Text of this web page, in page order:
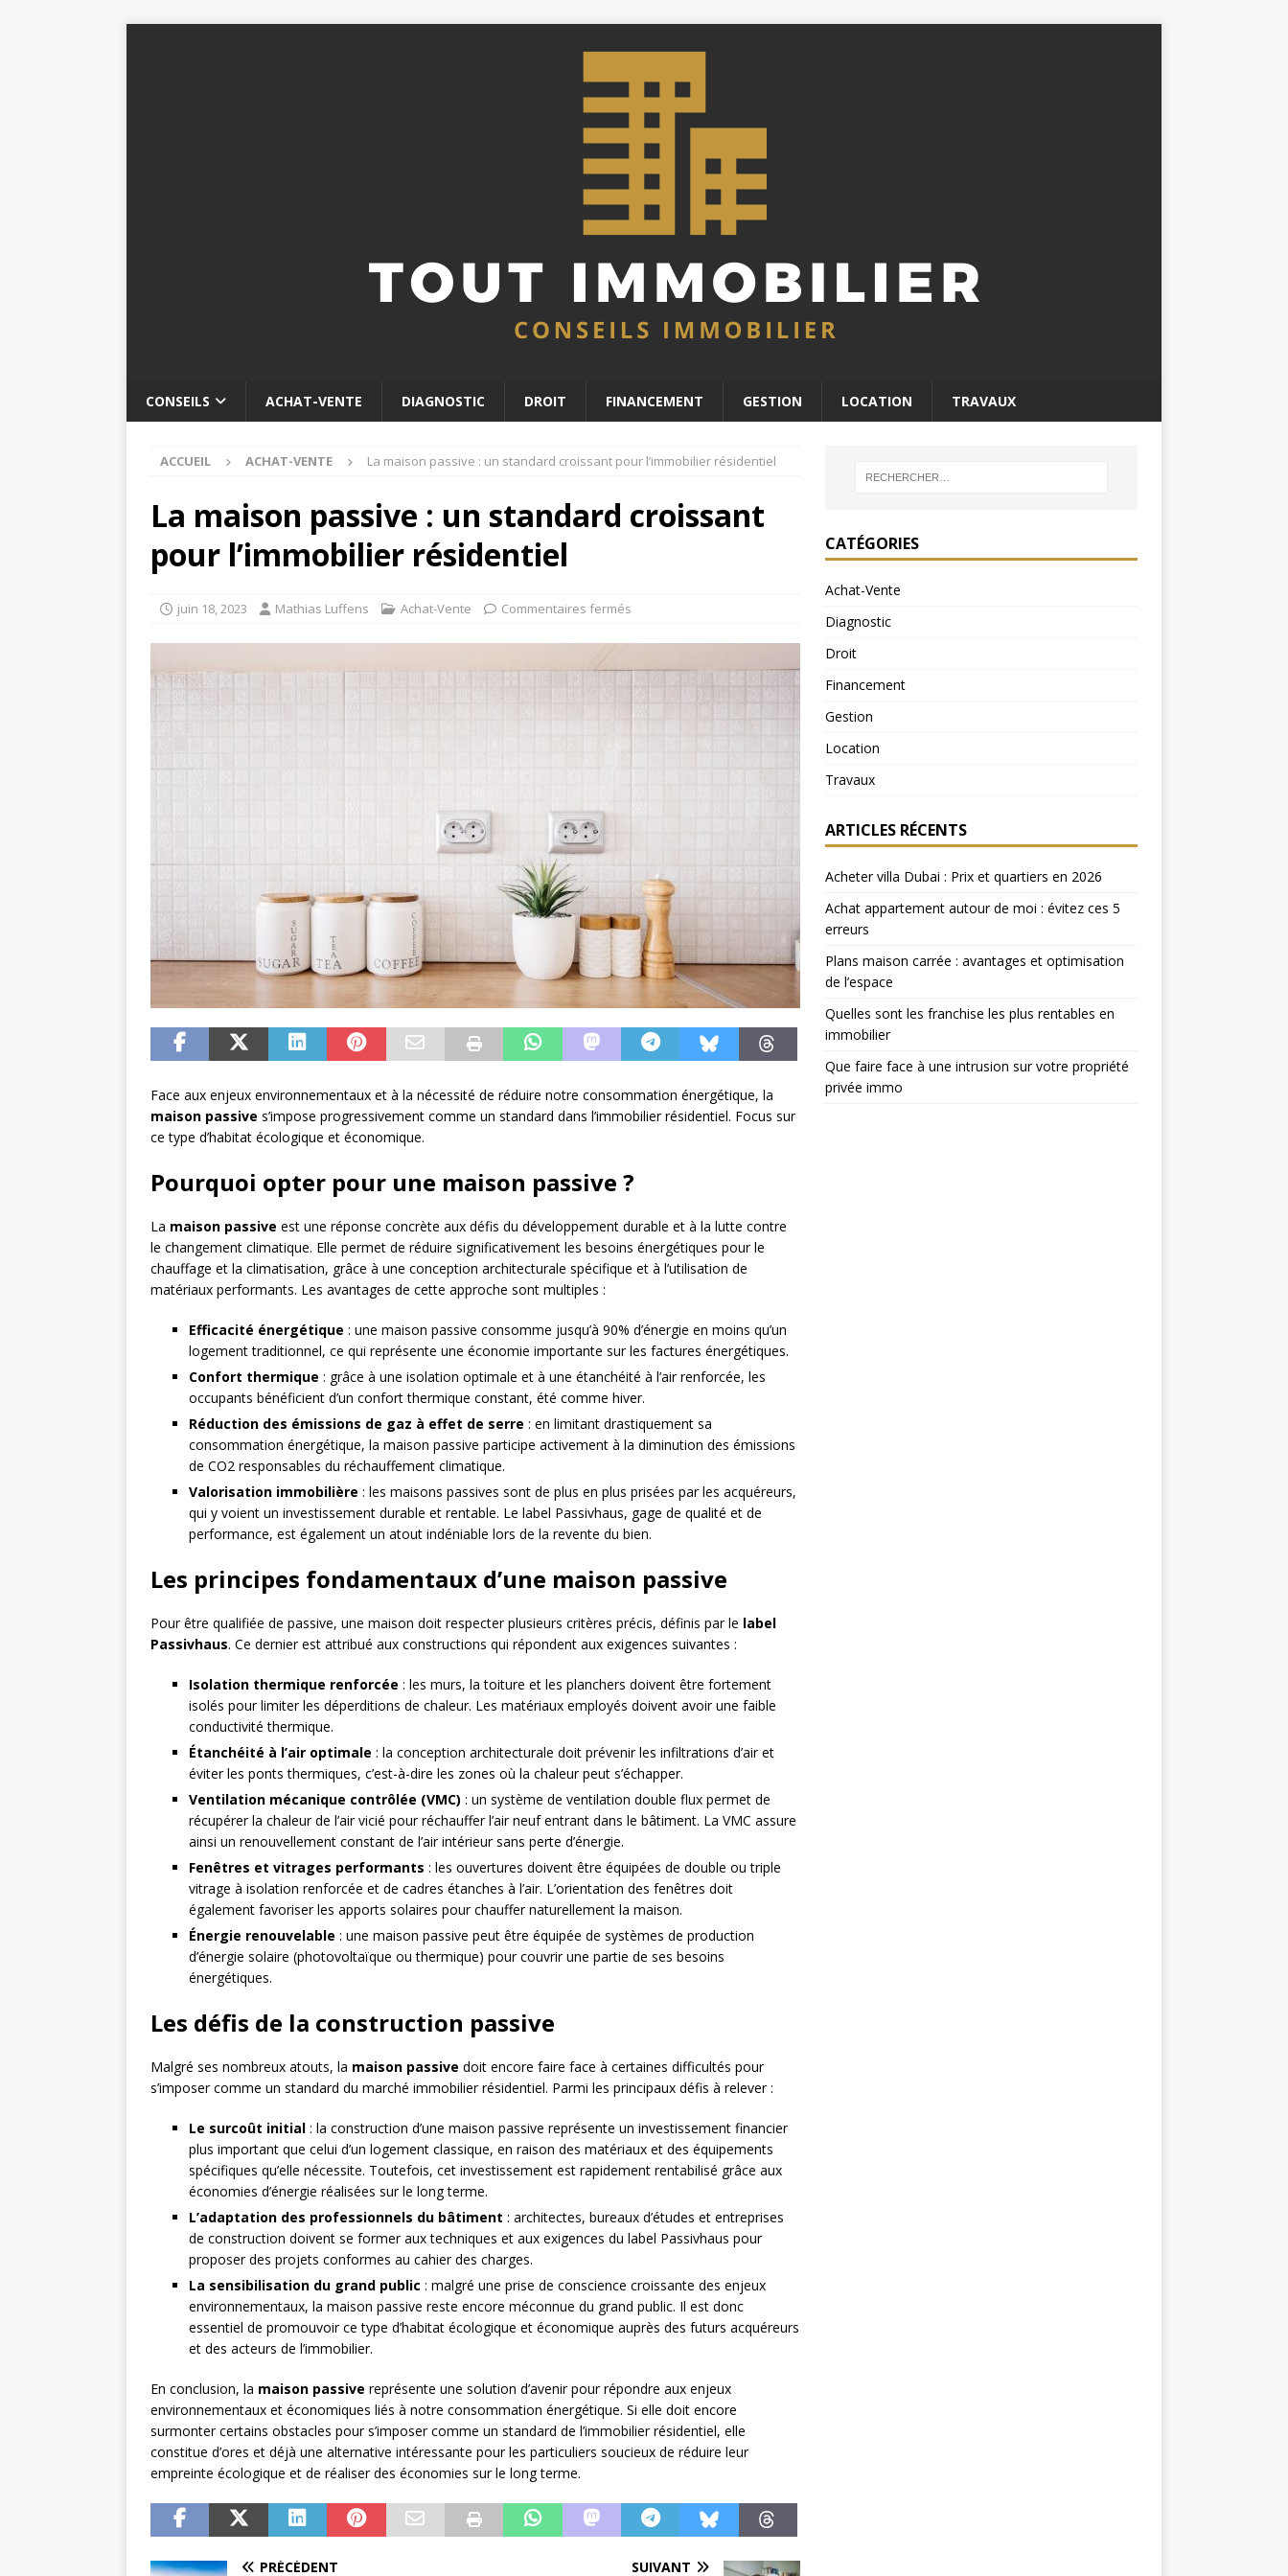
CONSEILS ACHAT-VENTE DIAGNOSTIC DROIT FINANCEMENT GESTION LOCATION TRAVAUX
ACCUEIL ACHAT-VENTE La maison passive : un standard croissant pour l’immobilier résidentiel
La maison passive : un standard croissant
pour l’immobilier résidentiel
juin 18, 2023 Mathias Luffens Achat-Vente Commentaires fermés
Face aux enjeux environnementaux et à la nécessité de réduire notre consommation énergétique, la
maison passive s’impose progressivement comme un standard dans l’immobilier résidentiel. Focus sur
ce type d’habitat écologique et économique.
Pourquoi opter pour une maison passive ?
La maison passive est une réponse concrète aux défis du développement durable et à la lutte contre
le changement climatique. Elle permet de réduire significativement les besoins énergétiques pour le
chauffage et la climatisation, grâce à une conception architecturale spécifique et à l’utilisation de
matériaux performants. Les avantages de cette approche sont multiples :
Efficacité énergétique : une maison passive consomme jusqu’à 90% d’énergie en moins qu’un
logement traditionnel, ce qui représente une économie importante sur les factures énergétiques.
Confort thermique : grâce à une isolation optimale et à une étanchéité à l’air renforcée, les
occupants bénéficient d’un confort thermique constant, été comme hiver.
Réduction des émissions de gaz à effet de serre : en limitant drastiquement sa
consommation énergétique, la maison passive participe activement à la diminution des émissions
de CO2 responsables du réchauffement climatique.
Valorisation immobilière : les maisons passives sont de plus en plus prisées par les acquéreurs,
qui y voient un investissement durable et rentable. Le label Passivhaus, gage de qualité et de
performance, est également un atout indéniable lors de la revente du bien.
Les principes fondamentaux d’une maison passive
Pour être qualifiée de passive, une maison doit respecter plusieurs critères précis, définis par le label
Passivhaus. Ce dernier est attribué aux constructions qui répondent aux exigences suivantes :
Isolation thermique renforcée : les murs, la toiture et les planchers doivent être fortement
isolés pour limiter les déperditions de chaleur. Les matériaux employés doivent avoir une faible
conductivité thermique.
Étanchéité à l’air optimale : la conception architecturale doit prévenir les infiltrations d’air et
éviter les ponts thermiques, c’est-à-dire les zones où la chaleur peut s’échapper.
Ventilation mécanique contrôlée (VMC) : un système de ventilation double flux permet de
récupérer la chaleur de l’air vicié pour réchauffer l’air neuf entrant dans le bâtiment. La VMC assure
ainsi un renouvellement constant de l’air intérieur sans perte d’énergie.
Fenêtres et vitrages performants : les ouvertures doivent être équipées de double ou triple
vitrage à isolation renforcée et de cadres étanches à l’air. L’orientation des fenêtres doit
également favoriser les apports solaires pour chauffer naturellement la maison.
Énergie renouvelable : une maison passive peut être équipée de systèmes de production
d’énergie solaire (photovoltaïque ou thermique) pour couvrir une partie de ses besoins
énergétiques.
Les défis de la construction passive
Malgré ses nombreux atouts, la maison passive doit encore faire face à certaines difficultés pour
s’imposer comme un standard du marché immobilier résidentiel. Parmi les principaux défis à relever :
Le surcoût initial : la construction d’une maison passive représente un investissement financier
plus important que celui d’un logement classique, en raison des matériaux et des équipements
spécifiques qu’elle nécessite. Toutefois, cet investissement est rapidement rentabilisé grâce aux
économies d’énergie réalisées sur le long terme.
L’adaptation des professionnels du bâtiment : architectes, bureaux d’études et entreprises
de construction doivent se former aux techniques et aux exigences du label Passivhaus pour
proposer des projets conformes au cahier des charges.
La sensibilisation du grand public : malgré une prise de conscience croissante des enjeux
environnementaux, la maison passive reste encore méconnue du grand public. Il est donc
essentiel de promouvoir ce type d’habitat écologique et économique auprès des futurs acquéreurs
et des acteurs de l’immobilier.
En conclusion, la maison passive représente une solution d’avenir pour répondre aux enjeux
environnementaux et économiques liés à notre consommation énergétique. Si elle doit encore
surmonter certains obstacles pour s’imposer comme un standard de l’immobilier résidentiel, elle
constitue d’ores et déjà une alternative intéressante pour les particuliers soucieux de réduire leur
empreinte écologique et de réaliser des économies sur le long terme.
PRÉCÉDENT SUIVANT
CATÉGORIES
Achat-Vente
Diagnostic
Droit
Financement
Gestion
Location
Travaux
ARTICLES RÉCENTS
Acheter villa Dubai : Prix et quartiers en 2026
Achat appartement autour de moi : évitez ces 5
erreurs
Plans maison carrée : avantages et optimisation
de l’espace
Quelles sont les franchise les plus rentables en
immobilier
Que faire face à une intrusion sur votre propriété
privée immo